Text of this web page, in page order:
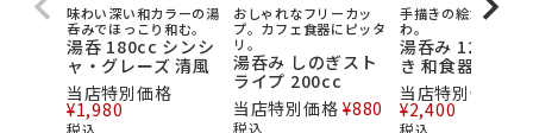
味わい深い和カラーの湯
呑みでほっこり和む。
湯呑 180cc シンシ
ャ・グレーズ 清風
当店特別価格
¥1,980
おしゃれなフリーカッ
プ。カフェ食器にピッタ
リ。
湯呑み しのぎスト
ライプ 200cc
当店特別価格 ¥880
税込
手描きの絵が温かい
わ。
湯呑み 125cc
き 和食器
当店特別価格
¥2,400